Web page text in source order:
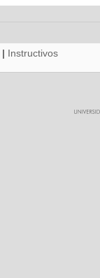
| Instructivos